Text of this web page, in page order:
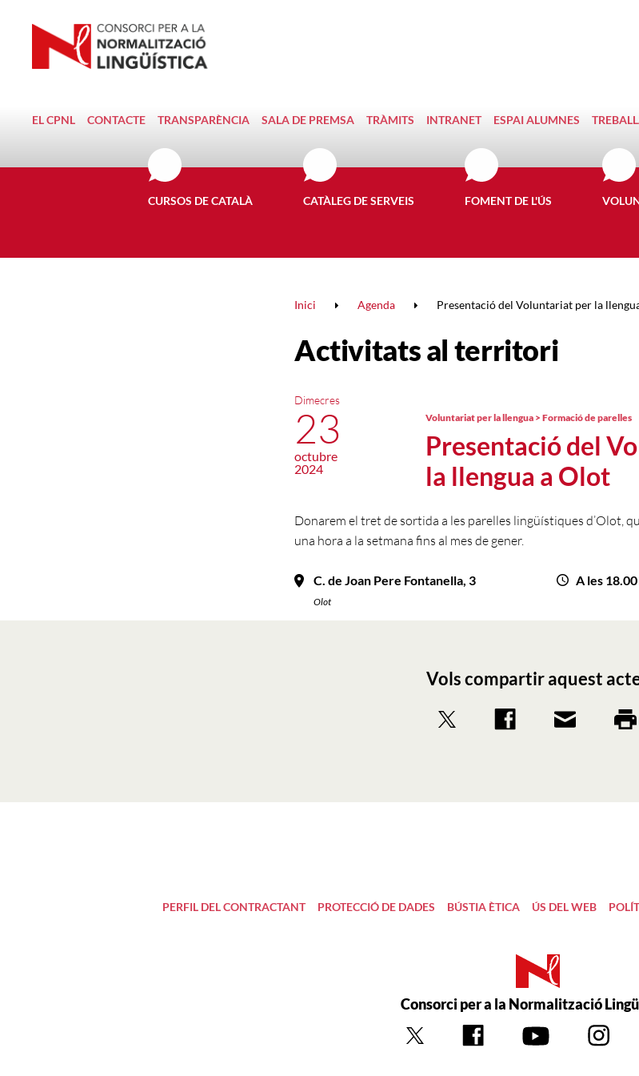
EL CPNL CONTACTE TRANSPARÈNCIA SALA DE PREMSA TRÀMITS INTRANET ESPAI ALUMNES
CURSOS DE CATALÀ CATÀLEG DE SERVEIS FOMENT DE L'ÚS
Inici Agenda Presentació del Voluntariat per la
Activitats al territori
Presentació del
la llengua a Olot
Voluntariat per la llengua > Formació de parelles
Dimecres
23
octubre
2024
Donarem el tret de sortida a les parelles lingüístiques d’Olot,
una hora a la setmana fins al mes de gener.
C. de Joan Pere Fontanella, 3
Olot
A les
Vols compartir aquest
PERFIL DEL CONTRACTANT PROTECCIÓ DE DADES BÚSTIA ÈTICA ÚS DEL WEB
Consorci per a la Normalització